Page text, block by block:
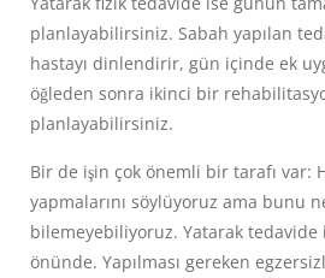
planlayabilirsiniz. Sabah yapılan
hastayı dinlendirir, gün içinde ek
öğleden sonra ikinci bir
planlayabilirsiniz.
Bir de işin çok önemli bir tarafı var:
yapmalarını söylüyoruz ama bunu
bilemeyebiliyoruz. Yatarak tedavide
önünde. Yapılması gereken